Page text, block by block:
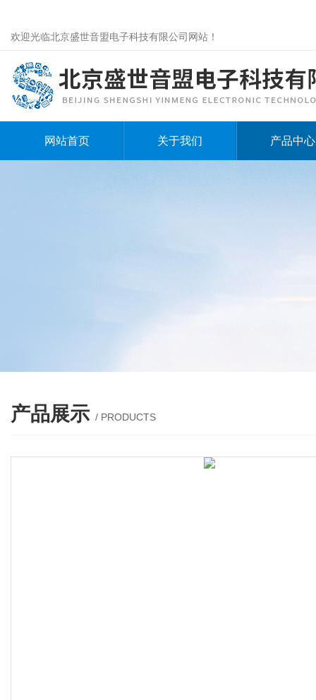
欢迎光临北京盛世音盟电子科技有限公司网站！
网站首页 关于我们 产品中心
产品展示 / PRODUCTS